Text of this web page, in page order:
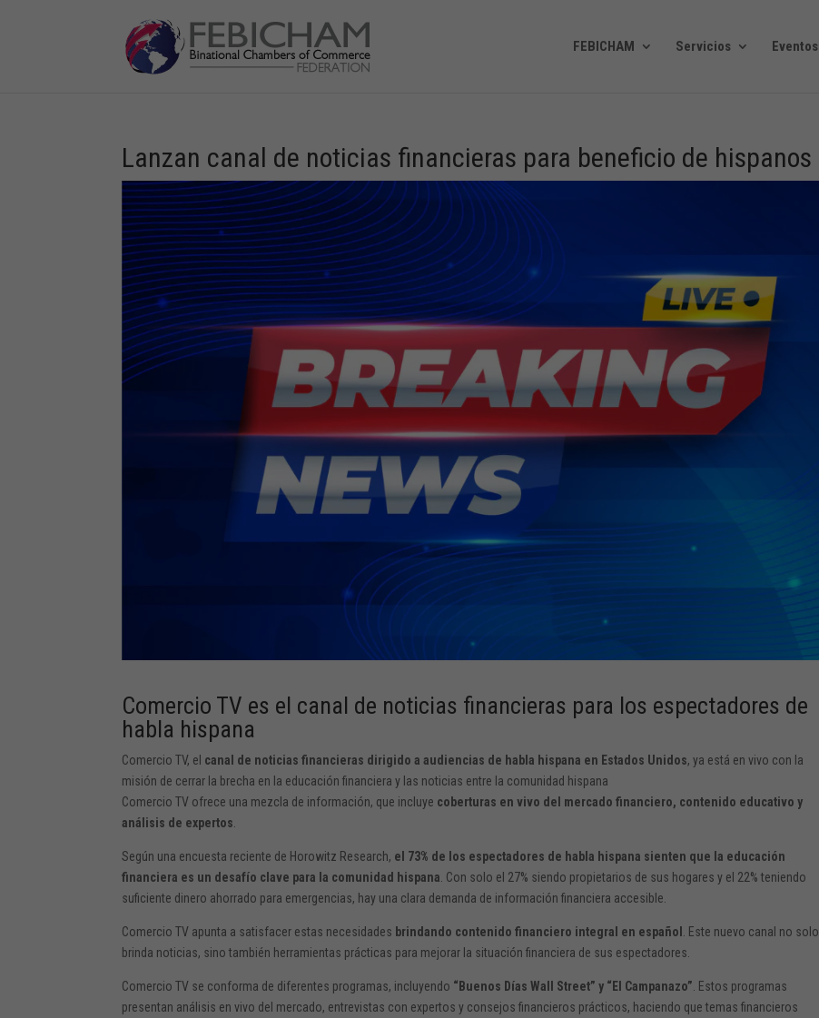
FEBICHAM Servicios Eventos
Lanzan canal de noticias financieras para beneficio de hispanos
Comercio TV es el canal de noticias financieras para los espectadores de
habla hispana
Comercio TV, el canal de noticias financieras dirigido a audiencias de habla hispana en Estados Unidos, ya está en vivo con la
misión de cerrar la brecha en la educación financiera y las noticias entre la comunidad hispana
Comercio TV ofrece una mezcla de información, que incluye coberturas en vivo del mercado financiero, contenido educativo y
análisis de expertos
Según una encuesta reciente de Horowitz Research, el 73% de los espectadores de habla hispana sienten que la educación
financiera es un desafío clave para la comunidad hispana . Con solo el 27% siendo propietarios de sus hogares y el 22% teniendo
suficiente dinero ahorrado para emergencias, hay una clara demanda de información financiera accesible.
Comercio TV apunta a satisfacer estas necesidades brindando contenido financiero integral en español
. Este nuevo canal no solo
brinda noticias, sino también herramientas prácticas para mejorar la situación financiera de sus espectadores.
Comercio TV se conforma de diferentes programas, incluyendo “Buenos Días Wall Street” y “El Campanazo” . Estos programas
presentan análisis en vivo del mercado, entrevistas con expertos y consejos financieros prácticos, haciendo que temas financieros